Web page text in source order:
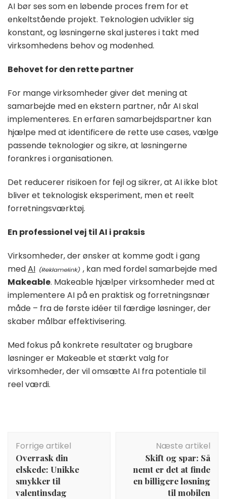
AI bør ses som en løbende proces frem for et
enkeltstående projekt. Teknologien udvikler sig
konstant, og løsningerne skal justeres i takt med
virksomhedens behov og modenhed.
Behovet for den rette partner
For mange virksomheder giver det mening at
samarbejde med en ekstern partner, når AI skal
implementeres. En erfaren samarbejdspartner kan
hjælpe med at identificere de rette use cases, vælge
passende teknologier og sikre, at løsningerne
forankres i organisationen.
Det reducerer risikoen for fejl og sikrer, at AI ikke blot
bliver et teknologisk eksperiment, men et reelt
forretningsværktøj.
En professionel vej til AI i praksis
Virksomheder, der ønsker at komme godt i gang
medAI
, kan med fordel samarbejde med
Makeable. Makeable hjælper virksomheder med at
implementere AI på en praktisk og forretningsnær
måde – fra de første idéer til færdige løsninger, der
skaber målbar effektivisering.
Med fokus på konkrete resultater og brugbare
løsninger er Makeable et stærkt valg for
virksomheder, der vil omsætte AI fra potentiale til
reel værdi.
Forrige artikel
Overrask din
elskede: Unikke
smykker til
valentinsdag
Næste artikel
Skift og spar: Så
nemt er det at finde
en billigere løsning
til mobilen